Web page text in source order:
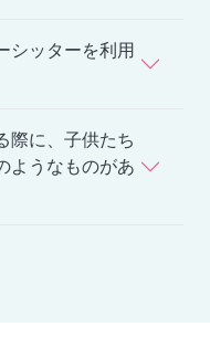
シッターを利用
際に、子供たち
ようなものがあ